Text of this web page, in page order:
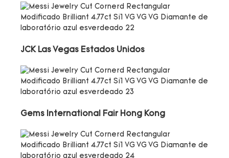
JCK Las Vegas Estados Unidos
Gems International Fair Hong Kong